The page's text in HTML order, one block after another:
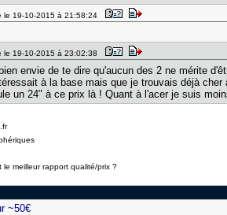
le 19-10-2015 à 21:58:24
le 19-10-2015 à 23:02:38
envie de te dire qu'aucun des 2 ne mérite
à la base mais que je trouvais déjà
un 24" à ce prix là ! Quant à l'acer je suis
le meilleur rapport qualité/prix ?
~50€